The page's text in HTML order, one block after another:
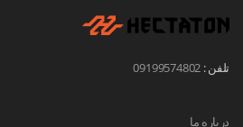
تلفن : 09199574802
درباره ما